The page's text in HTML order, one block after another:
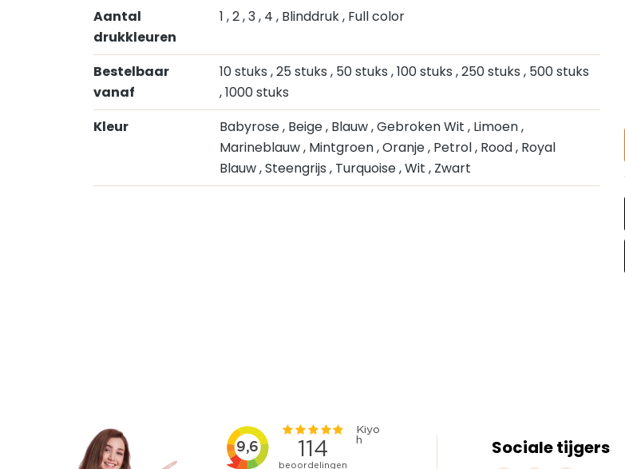
Aantal
drukkleuren
1 , 2, 3, 4 , Blinddruk, Full color
Bestelbaar
vanaf
10 stuks , 25 stuks , 50 stuks , 100 stuks , 250 stuks , 500 stuks
, 1000 stuks
Kleur
Babyrose, Beige, Blauw, Gebroken Wit , Limoen,
Marineblauw, Mintgroen, Oranje, Petrol, Rood, Royal
Blauw, Steengrijs , Turquoise, Wit , Zwart
Sociale tijgers